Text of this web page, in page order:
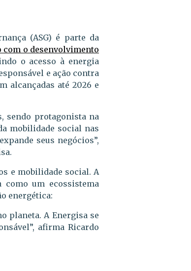
(ASG) é parte da
o desenvolvimento
o acesso à energia
e ação contra
alcançadas até 2026 e
sendo protagonista na
mobilidade social nas
seus negócios”,
e mobilidade social. A
um ecossistema
energética:
planeta. A Energisa se
afirma Ricardo